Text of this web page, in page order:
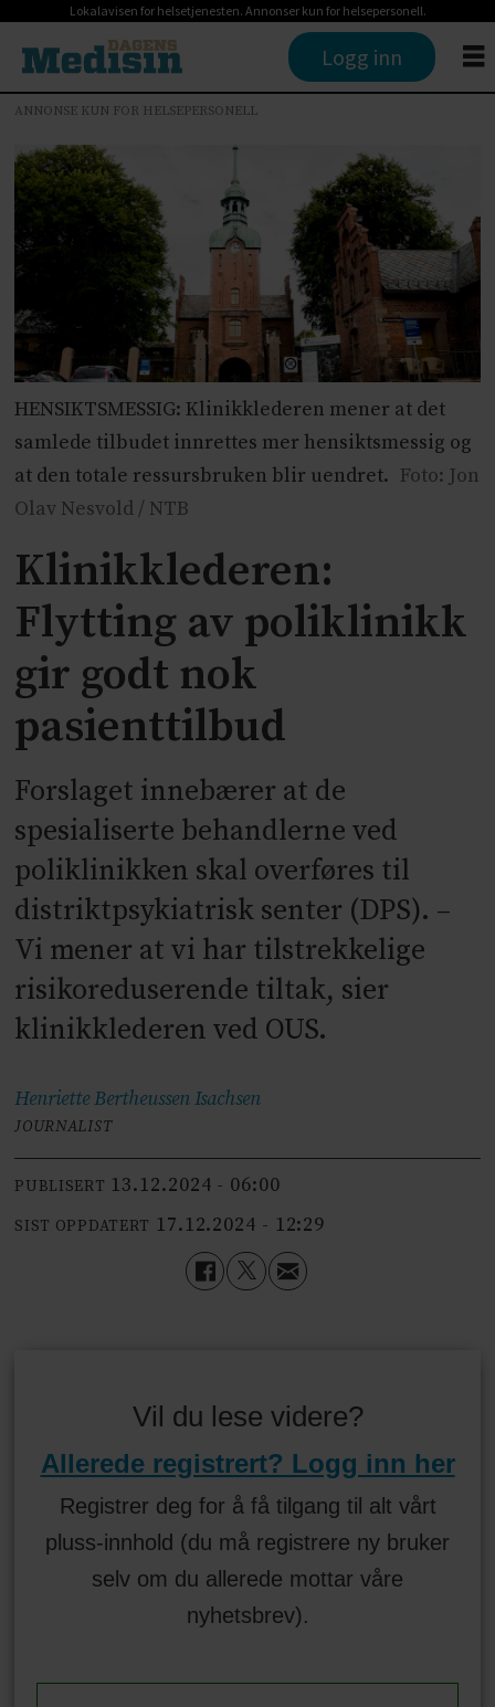
Lokalavisen for helsetjenesten. Annonser kun for helsepersonell.
Logg inn
ANNONSE KUN FOR HELSEPERSONELL
HENSIKTSMESSIG: Klinikklederen mener at det
samlede tilbudet innrettes mer hensiktsmessig og
at den totale ressursbruken blir uendret. Foto: Jon
Olav Nesvold / NTB
Klinikklederen:
Flytting av poliklinikk
gir godt nok
pasienttilbud
Forslaget innebærer at de
spesialiserte behandlerne ved
poliklinikken skal overføres til
distriktpsykiatrisk senter (DPS). –
Vi mener at vi har tilstrekkelige
risikoreduserende tiltak, sier
klinikklederen ved OUS.
Henriette BertheussenIsachsen
JOURNALIST
PUBLISERT 13.12.2024 - 06:00
SIST OPPDATERT 17.12.2024 - 12:29
Vil du lese videre?
Allerede registrert? Logg inn her
Registrer deg for å få tilgang til alt vårt
pluss-innhold (du må registrere ny bruker
selv om du allerede mottar våre
nyhetsbrev).